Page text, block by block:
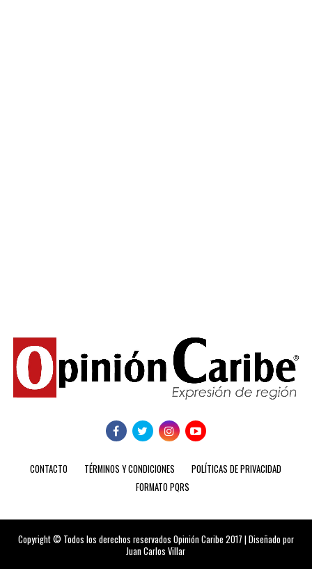
CONTACTO TÉRMINOS Y CONDICIONES
POLÍTICAS DE PRIVACIDAD
FORMATO PQRS
Copyright © Todos los derechos reservados Opinión Caribe 2017 | Diseñado por
Juan Carlos Villar